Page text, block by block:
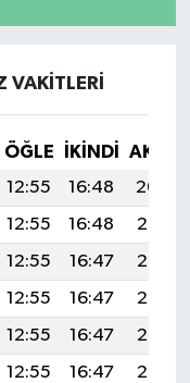
VAKITLERI
ÖĞLE İKINDI
12:55 16:48
20:09
12:55 16:48
20:08
12:55 16:47
20:07
12:55 16:47
20:06
12:55 16:47
20:05
12:55 16:47
20:05